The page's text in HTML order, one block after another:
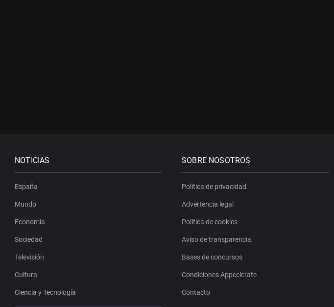
NOTICIAS
España
Mundo
Economía
Sociedad
Televisión
Cultura
Ciencia y Tecnología
SOBRE NOSOTROS
Política de privacidad
Advertencia legal
Política de cookies
Aviso de transparencia
Bases de concursos
Condiciones Appcelerate
Contacto